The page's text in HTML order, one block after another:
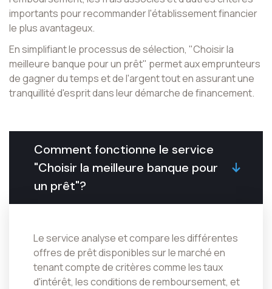
importants pour recommander l'établissement financier
le plus avantageux.
En simplifiant le processus de sélection, "Choisir la
meilleure banque pour un prêt" permet aux emprunteurs
de gagner du temps et de l'argent tout en assurant une
tranquillité d'esprit dans leur démarche de financement.
Comment fonctionne le service
"Choisir la meilleure banque pour
un prêt"?
Le service analyse et compare les différentes
offres de prêt disponibles sur le marché en
tenant compte de critères comme les taux
d'intérêt, les conditions de remboursement, et